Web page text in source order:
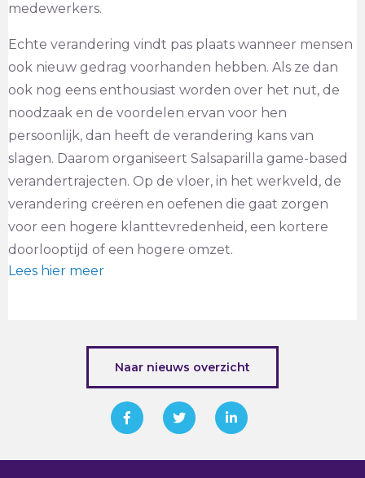
medewerkers.
Echte verandering vindt pas plaats wanneer mensen
ook nieuw gedrag voorhanden hebben. Als ze dan
ook nog eens enthousiast worden over het nut, de
noodzaak en de voordelen ervan voor hen
persoonlijk, dan heeft de verandering kans van
slagen. Daarom organiseert Salsaparilla game-based
verandertrajecten. Op de vloer, in het werkveld, de
verandering creëren en oefenen die gaat zorgen
voor een hogere klanttevredenheid, een kortere
doorlooptijd of een hogere omzet.
Lees hier meer
Naar nieuws overzicht